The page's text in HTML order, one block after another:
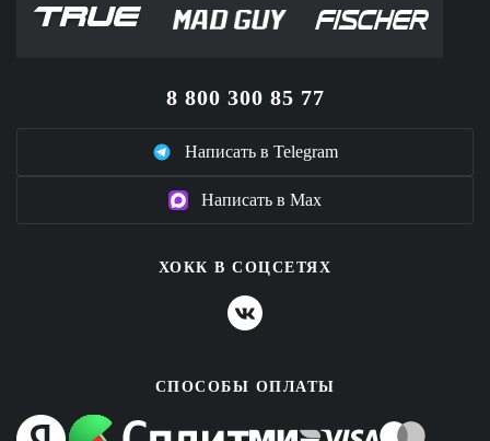
8 800 300 85 77
Написать в Telegram
Написать в Max
ХОКК В СОЦСЕТЯХ
СПОСОБЫ ОПЛАТЫ